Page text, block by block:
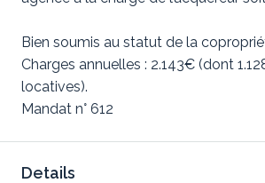
Bien soumis au statut de la
Charges annuelles : 2.143€ (dont
locatives).
Mandat n° 612
Details